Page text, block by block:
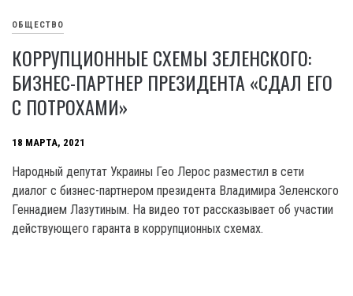
ОБЩЕСТВО
КОРРУПЦИОННЫЕ СХЕМЫ ЗЕЛЕНСКОГО:
БИЗНЕС-ПАРТНЕР ПРЕЗИДЕНТА «СДАЛ ЕГО
С ПОТРОХАМИ»
18 МАРТА, 2021
Народный депутат Украины Гео Лерос разместил в сети
диалог с бизнес-партнером президента Владимира Зеленского
Геннадием Лазутиным. На видео тот рассказывает об участии
действующего гаранта в коррупционных схемах.